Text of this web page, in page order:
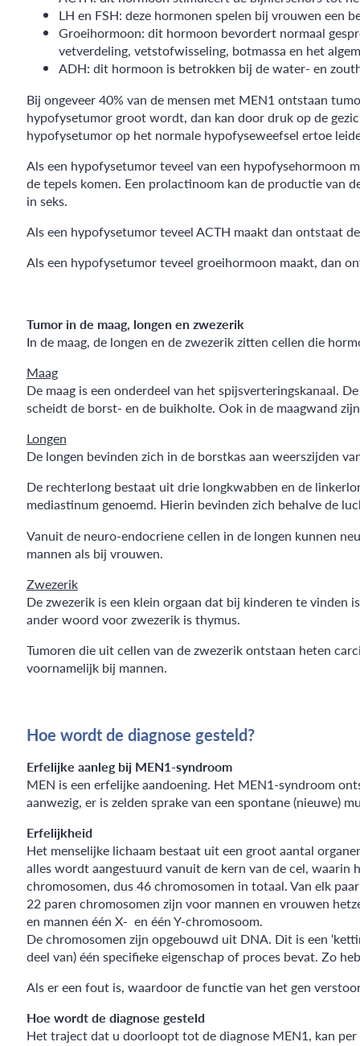
LH en FSH: deze hormonen spelen bij vrouwen een
Groeihormoon: dit hormoon bevordert normaal
vetverdeling, vetstofwisseling, botmassa en het
ADH: dit hormoon is betrokken bij de water- en
Bij ongeveer 40% van de mensen met MEN1 ontstaan
hypofysetumor groot wordt, dan kan door druk op de
hypofysetumor op het normale hypofyseweefsel ertoe
Als een hypofysetumor teveel van een hypofysehormoon
de tepels komen. Een prolactinoom kan de productie van
in seks.
Als een hypofysetumor teveel ACTH maakt dan ontstaat
Als een hypofysetumor teveel groeihormoon maakt, dan
Tumor in de maag, longen en zwezerik
In de maag, de longen en de zwezerik zitten cellen die
Maag
De maag is een onderdeel van het spijsverteringskanaal.
scheidt de borst- en de buikholte. Ook in de maagwand
Longen
De longen bevinden zich in de borstkas aan weerszijden
De rechterlong bestaat uit drie longkwabben en de
mediastinum genoemd. Hierin bevinden zich behalve de
Vanuit de neuro-endocriene cellen in de longen kunnen
mannen als bij vrouwen.
Zwezerik
De zwezerik is een klein orgaan dat bij kinderen te
ander woord voor zwezerik is thymus.
Tumoren die uit cellen van de zwezerik ontstaan heten
voornamelijk bij mannen.
Hoe wordt de diagnose gesteld?
Erfelijke aanleg bij MEN1-syndroom
MEN is een erfelijke aandoening. Het MEN1-syndroom
aanwezig, er is zelden sprake van een spontane (nieuwe)
Erfelijkheid
Het menselijke lichaam bestaat uit een groot aantal
alles wordt aangestuurd vanuit de kern van de cel, waarin
chromosomen, dus 46 chromosomen in totaal. Van elk
22 paren chromosomen zijn voor mannen en vrouwen
en mannen één X- en één Y-chromosoom.
De chromosomen zijn opgebouwd uit DNA. Dit is een
deel van) één specifieke eigenschap of proces bevat. Zo
Als er een fout is, waardoor de functie van het gen
Hoe wordt de diagnose gesteld
Het traject dat u doorloopt tot de diagnose MEN1, kan